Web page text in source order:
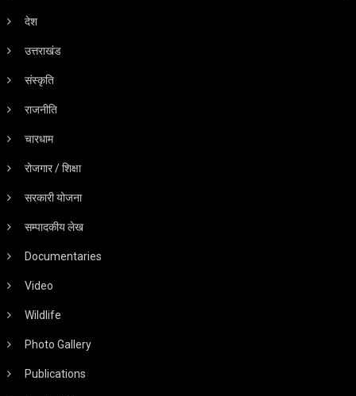
देश
उत्तराखंड
संस्कृति
राजनीति
चारधाम
रोजगार / शिक्षा
सरकारी योजना
सम्पादकीय लेख
Documentaries
Video
Wildlife
Photo Gallery
Publications